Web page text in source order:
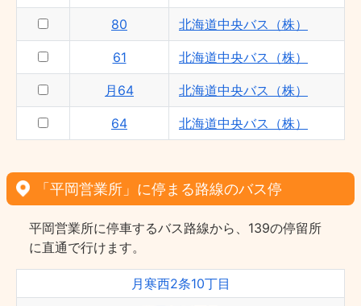
80 北海道中央バス（株）
61 北海道中央バス（株）
月64 北海道中央バス（株）
64 北海道中央バス（株）
「平岡営業所」に停まる路線のバス停
平岡営業所に停車するバス路線から、139の停留所
に直通で行けます。
月寒西2条10丁目